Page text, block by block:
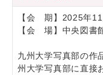
【会 期】2025年11
【会 場】中央図書
九州大学写真部の作
州大学写真部に直接